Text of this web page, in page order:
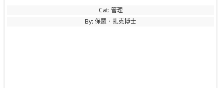
Cat: 管理
By: 保羅．扎克博士